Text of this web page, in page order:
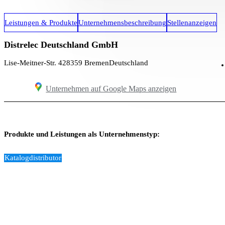
Leistungen & ProdukteUnternehmensbeschreibung Stellenanzeigen
Distrelec Deutschland GmbH
Lise-Meitner-Str. 428359 BremenDeutschland
Unternehmen auf Google Maps anzeigen
Produkte und Leistungen als Unternehmenstyp:
Katalogdistributor